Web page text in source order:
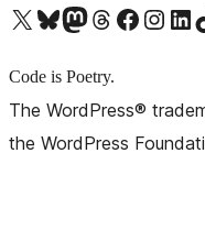
X (旧 Twitter) アカウントへBluesky アカウントへMastodon アカウントへThreads アカウントへ Facebook ページへInstagram アカウントへ LinkedIn アカウントへ
Code is Poetry.
The WordPress®
the WordPress